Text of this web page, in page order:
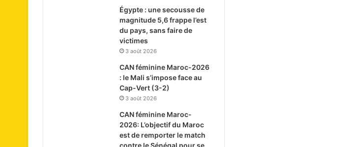
Égypte : une secousse de
magnitude 5,6 frappe l’est
du pays, sans faire de
victimes
3 août 2026
CAN féminine Maroc-2026
: le Mali s’impose face au
Cap-Vert (3-2)
3 août 2026
CAN féminine Maroc-
2026: L’objectif du Maroc
est de remporter le match
contre le Sénégal pour se